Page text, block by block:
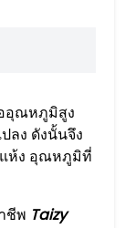
ออุณหภูมิสูง
ลง ดังนั้นจึง
ห้ง อุณหภูมิที่
ชีพ Taizy